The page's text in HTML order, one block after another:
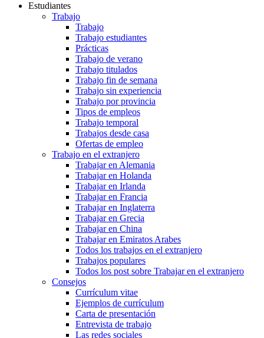
Estudiantes
Trabajo
Trabajo
Trabajo estudiantes
Prácticas
Trabajo de verano
Trabajo titulados
Trabajo fin de semana
Trabajo sin experiencia
Trabajo por provincia
Tipos de empleos
Trabajo temporal
Trabajos desde casa
Ofertas de empleo
Trabajo en el extranjero
Trabajar en Alemania
Trabajar en Holanda
Trabajar en Irlanda
Trabajar en Francia
Trabajar en Inglaterra
Trabajar en Grecia
Trabajar en China
Trabajar en Emiratos Arabes
Todos los trabajos en el extranjero
Trabajos populares
Todos los post sobre Trabajar en el extranjero
Consejos
Currículum vitae
Ejemplos de currículum
Carta de presentación
Entrevista de trabajo
Las redes sociales